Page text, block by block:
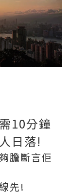
10分鐘
日落!
膽斷言佢
先!